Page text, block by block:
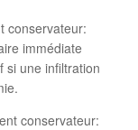
conservateur:
immédiate
si une infiltration
conservateur: